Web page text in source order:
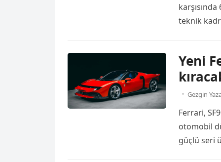
teknik
[…] Read
Yeni
Gezgin
Ferrari,
otomobil
güçlü seri